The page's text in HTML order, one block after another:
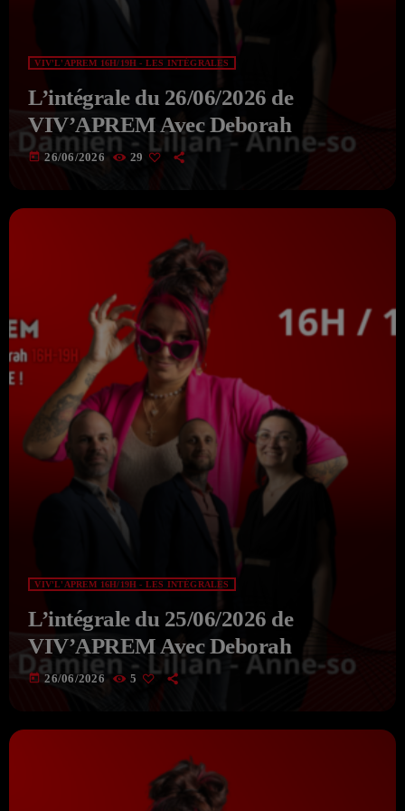
VIV'L'APREM 16H/19H - LES INTÉGRALES
L’intégrale du 26/06/2026 de
VIV’APREM Avec Deborah
today 26/06/2026 29
VIV'L'APREM 16H/19H - LES INTÉGRALES
L’intégrale du 25/06/2026 de
VIV’APREM Avec Deborah
today 26/06/2026 5